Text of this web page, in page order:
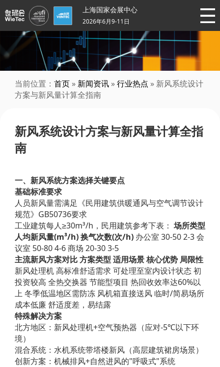
上海国家会展中心
2026年6月9-11日
当前位置： 首页 » 新闻资讯 »行业热点 » 新风系统设计
方案与新风量计算全指南
新风系统设计方案与新风量计算全指
南
一、新风系统方案选择关键要点
基础标准要求
人员新风量需满足《民用建筑供暖通风与空气调节设计
规范》GB50736要求
工业建筑每人≥30m³/h，民用建筑参考下表： 场所类型
人均新风量(m³/h)换气次数(次/h) 办公室 30-50 2-3 会
议室 50-80 4-6 商场 20-30 3-5
主流新风方案对比方案类型 适用场景核心优势 局限性
新风处理机 高标准舒适需求 可处理至室内设计状态 初
投资较高 全热交换器 节能型项目 热回收效率达60%以
上 冬季低温地区需防冻 风机箱直接送风 临时/简易场所
成本低廉 舒适度差，易结露
特殊解决方案
北方地区：新风处理机+空气预热器（应对-5℃以下环
境）
混合系统：水机系统带塔楼新风（高层建筑裙房场景）
创新方案：机械排风+自然进风的"呼吸式"系统